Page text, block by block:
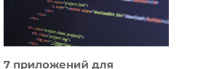
РАБОТЫ
7 приложений для